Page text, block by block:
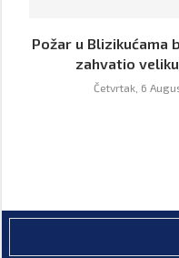
Požar u Blizikućama
zahvatio
Četvrtak, 6